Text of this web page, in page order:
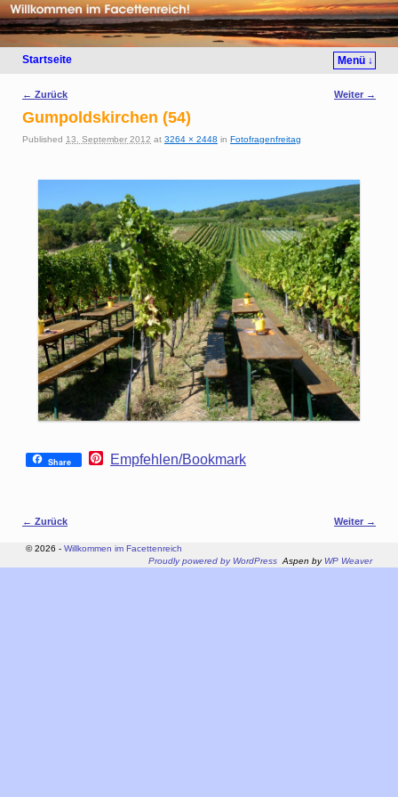
Startseite Menü ↓
Bilder-Navigation
← Zurück Weiter →
Gumpoldskirchen (54)
Published 13. September 2012 at 3264 × 2448 in Fotofragenfreitag
Share
P
t
Empfehlen/Bookmark
Bilder-Navigation
← Zurück Weiter →
© 2026 - Willkommen im Facettenreich
Proudly powered by WordPress Aspen by WP Weaver